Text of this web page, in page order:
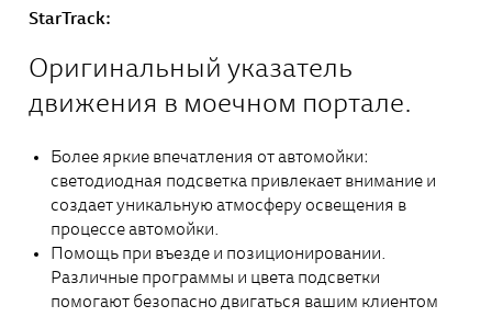
StarTrack:
Оригинальный указатель
движения в моечном портале.
Более яркие впечатления от автомойки:
светодиодная подсветка привлекает внимание и
создает уникальную атмосферу освещения в
процессе автомойки.
Помощь при въезде и позиционировании.
Различные программы и цвета подсветки
помогают безопасно двигаться вашим клиентом